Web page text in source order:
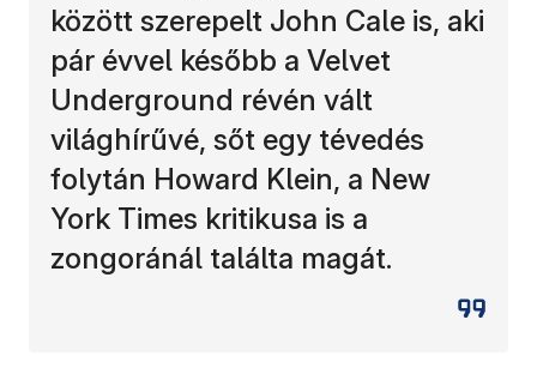
között szerepelt John Cale is, aki
pár évvel később a Velvet
Underground révén vált
világhírűvé, sőt egy tévedés
folytán Howard Klein, a New
York Times kritikusa is a
zongoránál találta magát.